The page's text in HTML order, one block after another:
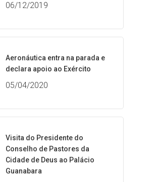
06/12/2019
Aeronáutica entra na parada e
declara apoio ao Exército
05/04/2020
Visita do Presidente do
Conselho de Pastores da
Cidade de Deus ao Palácio
Guanabara